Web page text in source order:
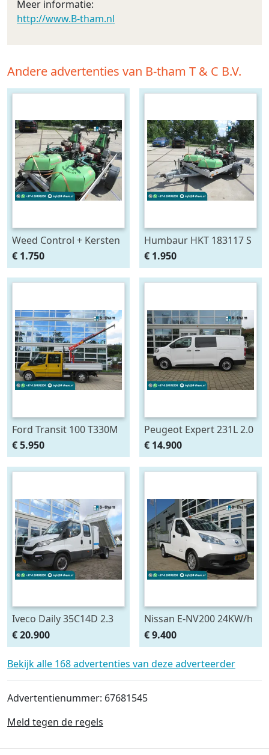
Meer informatie:
http://www.B-tham.nl
Andere advertenties van B-tham T & C B.V.
Weed Control + Kersten
Traction-Comp + Air LPG
Hydrostaat
Onkruidbrander
€ 1.750
Humbaur HKT 183117 S
Machine transporter
Kipper (bj 2016)
€ 1.950
Ford Transit 100 T330M
2.4 TDCI DOKA + Maxilift
Kraan Crane
€ 5.950
Peugeot Expert 231L 2.0
Blue HDI 120 Pro DOKA
Dubbelcabine
€ 14.900
Iveco Daily 35C14D 2.3
100KW EURO6 410
DOKA Dubbelcabine
Kipper + Kist / Box
€ 20.900
Nissan E-NV200 24KW/h
Pick-Up Battery Owned
(bj 2015)
€ 9.400
Bekijk alle 168 advertenties van deze adverteerder
Advertentienummer: 67681545
Meld tegen de regels